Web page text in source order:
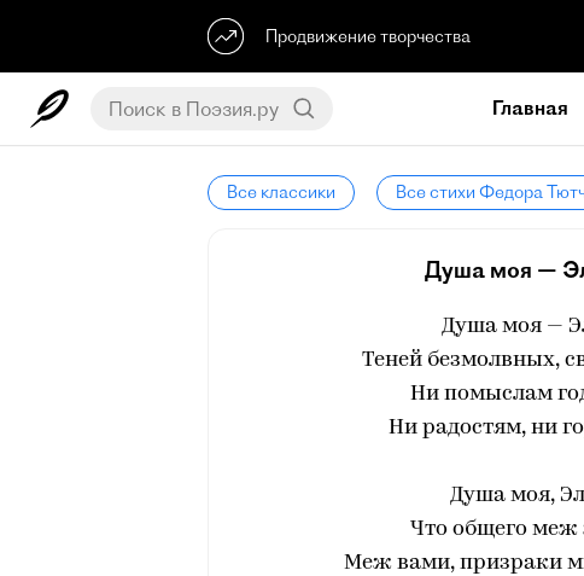
Продвижение творчества
Главная
Все классики Все стихи Федора
Душа моя —
Душа моя —
Теней безмолвных,
Ни помыслам
Ни радостям, ни
Душа моя,
Что общего
Меж вами, призраки